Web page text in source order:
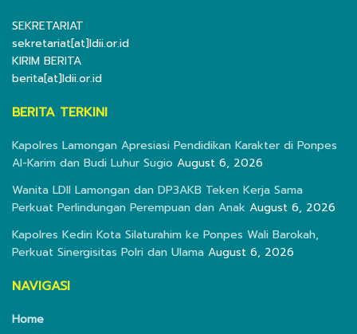
SEKRETARIAT
sekretariat[at]ldii.or.id
KIRIM BERITA
berita[at]ldii.or.id
BERITA TERKINI
Kapolres Lamongan Apresiasi Pendidikan Karakter di Ponpes
Al-Karim dan Budi Luhur Sugio August 6, 2026
Wanita LDII Lamongan dan DP3AKB Teken Kerja Sama
Perkuat Perlindungan Perempuan dan Anak August 6, 2026
Kapolres Kediri Kota Silaturahim ke Ponpes Wali Barokah,
Perkuat Sinergisitas Polri dan Ulama August 6, 2026
NAVIGASI
Home